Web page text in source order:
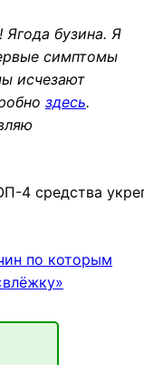
бузина. Я
симптомы
исчезают
здесь.
по которым